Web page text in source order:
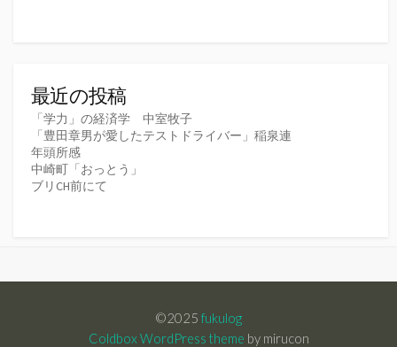
最近の投稿
「学力」の経済学 中室牧子
「豊田章男が愛したテストドライバー」稲泉連
年頭所感
中崎町「おっとう」
ブリCH前にて
©2025 fukulog
Coldbox WordPress theme by mirucon